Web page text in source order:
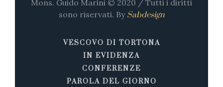
Mons. Guido Marini © 2020 / Tutti i diritti
sono riservati. By Sabdesign
VESCOVO DI TORTONA
IN EVIDENZA
CONFERENZE
PAROLA DEL GIORNO